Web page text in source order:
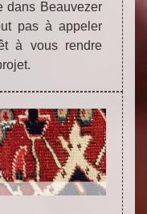
dans Beauvezer
pas à appeler
à vous rendre